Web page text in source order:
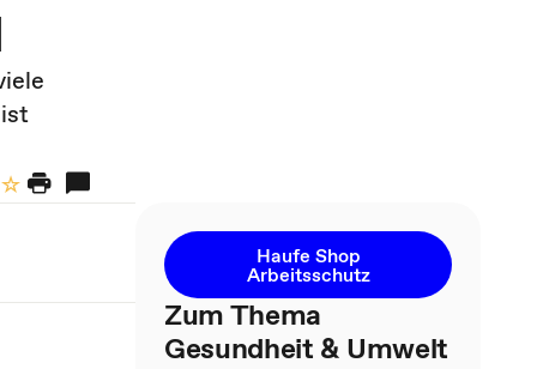
Haufe Shop
Arbeitsschutz
Zum Thema
Gesundheit & Umwelt